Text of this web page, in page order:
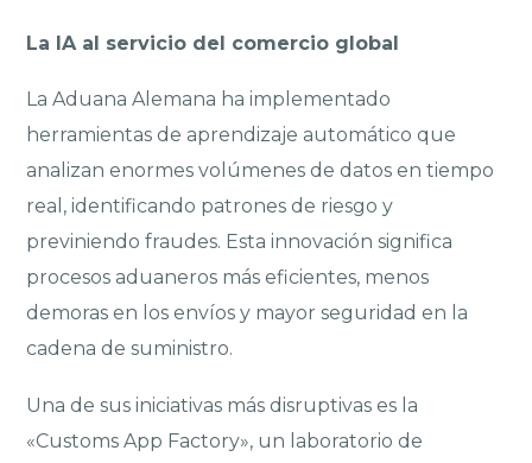
La IA al servicio del comercio global
La Aduana Alemana ha implementado
herramientas de aprendizaje automático que
analizan enormes volúmenes de datos en tiempo
real, identificando patrones de riesgo y
previniendo fraudes. Esta innovación significa
procesos aduaneros más eficientes, menos
demoras en los envíos y mayor seguridad en la
cadena de suministro.
Una de sus iniciativas más disruptivas es la
«Customs App Factory», un laboratorio de